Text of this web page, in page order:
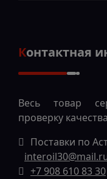
Контактная
Весь товар
проверку качества
Поставки по
+7 908 610 83 30